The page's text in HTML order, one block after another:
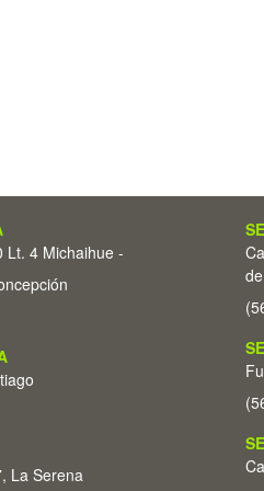
Lt. 4 Michaihue -
La Serena